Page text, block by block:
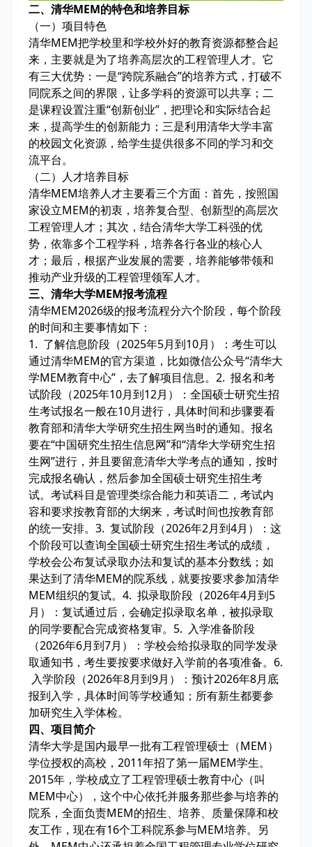
二、清华MEM的特色和培养目标
（一）项目特色
清华MEM把学校里和学校外好的教育资源都整合起
来，主要就是为了培养高层次的工程管理人才。它
有三大优势：一是“跨院系融合”的培养方式，打破不
同院系之间的界限，让多学科的资源可以共享；二
是课程设置注重“创新创业”，把理论和实际结合起
来，提高学生的创新能力；三是利用清华大学丰富
的校园文化资源，给学生提供很多不同的学习和交
流平台。
（二）人才培养目标
清华MEM培养人才主要看三个方面：首先，按照国
家设立MEM的初衷，培养复合型、创新型的高层次
工程管理人才；其次，结合清华大学工科强的优
势，依靠多个工程学科，培养各行各业的核心人
才；最后，根据产业发展的需要，培养能够带领和
推动产业升级的工程管理领军人才。
三、清华大学MEM报考流程
清华MEM2026级的报考流程分六个阶段，每个阶段
的时间和主要事情如下：
1. 了解信息阶段（2025年5月到10月）：考生可以
通过清华MEM的官方渠道，比如微信公众号“清华大
学MEM教育中心”，去了解项目信息。2. 报名和考
试阶段（2025年10月到12月）：全国硕士研究生招
生考试报名一般在10月进行，具体时间和步骤要看
教育部和清华大学研究生招生网当时的通知。报名
要在“中国研究生招生信息网”和“清华大学研究生招
生网”进行，并且要留意清华大学考点的通知，按时
完成报名确认，然后参加全国硕士研究生招生考
试。考试科目是管理类综合能力和英语二，考试内
容和要求按教育部的大纲来，考试时间也按教育部
的统一安排。3. 复试阶段（2026年2月到4月）：这
个阶段可以查询全国硕士研究生招生考试的成绩，
学校会公布复试录取办法和复试的基本分数线；如
果达到了清华MEM的院系线，就要按要求参加清华
MEM组织的复试。4. 拟录取阶段（2026年4月到5
月）：复试通过后，会确定拟录取名单，被拟录取
的同学要配合完成资格复审。5. 入学准备阶段
（2026年6月到7月）：学校会给拟录取的同学发录
取通知书，考生要按要求做好入学前的各项准备。6.
入学阶段（2026年8月到9月）：预计2026年8月底
报到入学，具体时间等学校通知；所有新生都要参
加研究生入学体检。
四、项目简介
清华大学是国内最早一批有工程管理硕士（MEM）
学位授权的高校，2011年招了第一届MEM学生。
2015年，学校成立了工程管理硕士教育中心（叫
MEM中心），这个中心依托并服务那些参与培养的
院系，全面负责MEM的招生、培养、质量保障和校
友工作，现在有16个工科院系参与MEM培养。另